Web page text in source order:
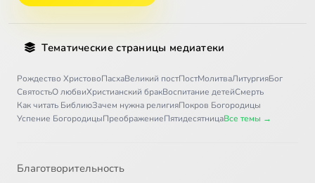
Тематические страницы медиатеки
Рождество ХристовоПасхаВеликий постПостМолитваЛитургияБог
СвятостьО любвиХристианский бракВоспитание детейСмерть
Как читать БиблиюЗачем нужна религияПокров Богородицы
Успение БогородицыПреображениеПятидесятницаВсе темы →
Благотворительность